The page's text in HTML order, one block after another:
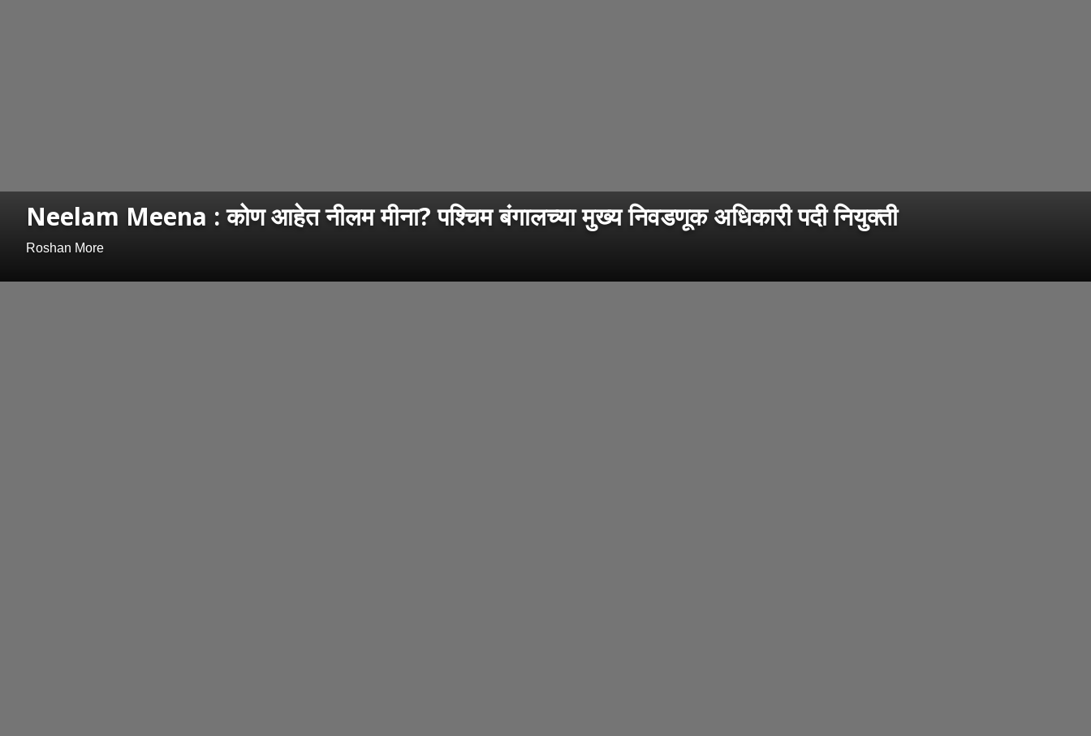
Neelam Meena : कोण आहेत नीलम मीना? पश्चिम बंगालच्या मुख्य निवडणूक अधिकारी पदी नियुक्ती
Roshan More